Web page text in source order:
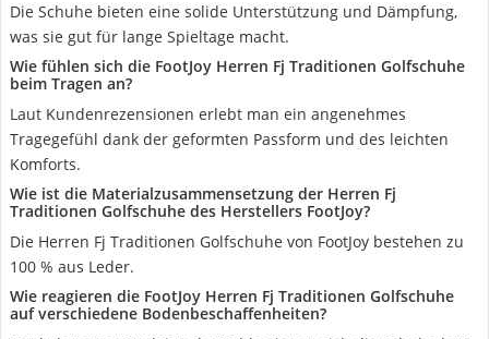
Die Schuhe bieten eine solide Unterstützung und Dämpfung,
was sie gut für lange Spieltage macht.
Wie fühlen sich die FootJoy Herren Fj Traditionen Golfschuhe
beim Tragen an?
Laut Kundenrezensionen erlebt man ein angenehmes
Tragegefühl dank der geformten Passform und des leichten
Komforts.
Wie ist die Materialzusammensetzung der Herren Fj
Traditionen Golfschuhe des Herstellers FootJoy?
Die Herren Fj Traditionen Golfschuhe von FootJoy bestehen zu
100 % aus Leder.
Wie reagieren die FootJoy Herren Fj Traditionen Golfschuhe
auf verschiedene Bodenbeschaffenheiten?